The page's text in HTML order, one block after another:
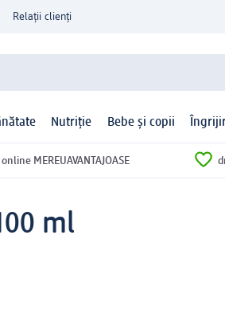
Relații clienți
Nutriție Bebe și copii
MEREUAVANTAJOASE
ml